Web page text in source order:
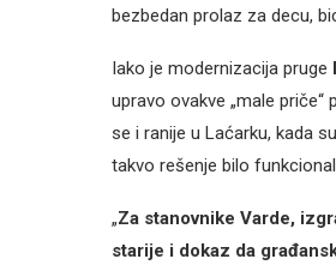
bezbedan prolaz za decu,
Iako je modernizacija pruge
upravo ovakve „male
se i ranije u Laćarku, kada
takvo rešenje bilo
„Za stanovnike Varde,
starije i dokaz da